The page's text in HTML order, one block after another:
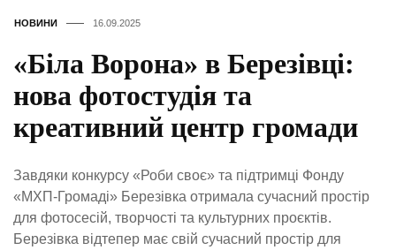
НОВИНИ 16.09.2025
«Біла Ворона» в Березівці:
нова фотостудія та
креативний центр громади
Завдяки конкурсу «Роби своє» та підтримці Фонду
«МХП-Громаді» Березівка отримала сучасний простір
для фотосесій, творчості та культурних проєктів.
Березівка відтепер має свій сучасний простір для